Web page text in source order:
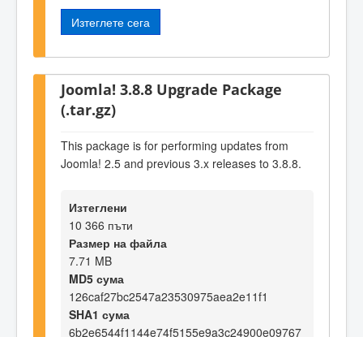
Изтеглете сега
Joomla! 3.8.8 Upgrade Package
(.tar.gz)
This package is for performing updates from
Joomla! 2.5 and previous 3.x releases to 3.8.8.
Изтеглени
10 366 пъти
Размер на файла
7.71 MB
MD5 сума
126caf27bc2547a23530975aea2e11f1
SHA1 сума
6b2e6544f1144e74f5155e9a3c24900e09767